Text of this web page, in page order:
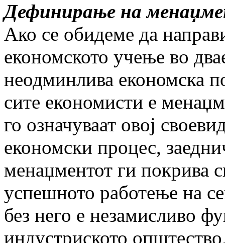
Дефинирање на
Ако се обидеме да
економското учење во
неодминлива економска
сите економисти е
го означуваат овој
економски процес,
менаџментот ги покрива
успешното работење на
без него е незамисливо
индустриското